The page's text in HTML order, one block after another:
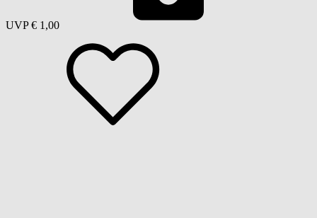
UVP € 1,00